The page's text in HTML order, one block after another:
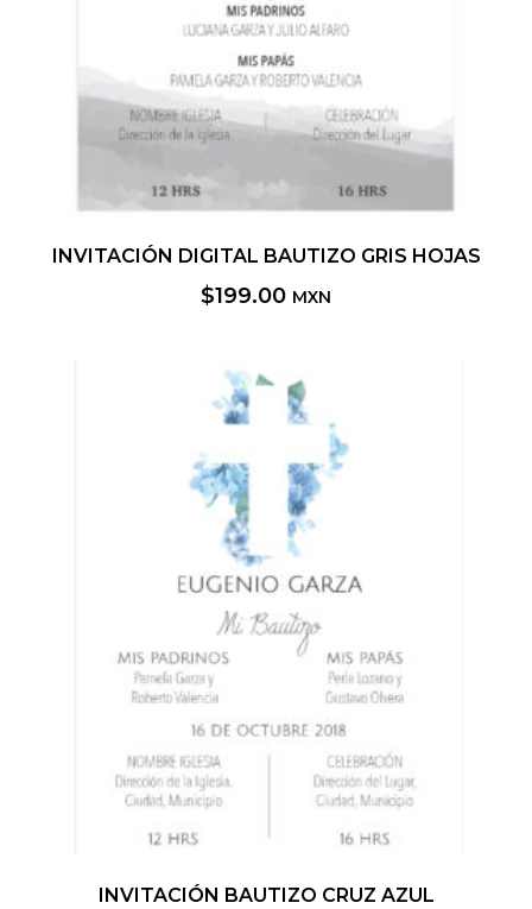
INVITACIÓN DIGITAL BAUTIZO GRIS HOJAS
$199.00 MXN
INVITACIÓN BAUTIZO CRUZ AZUL